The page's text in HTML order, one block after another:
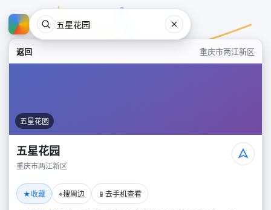
返回 重庆市两江新区
五星花园
五星花园
重庆市两江新区
★收藏 ⌖搜周边 📱 去手机查看